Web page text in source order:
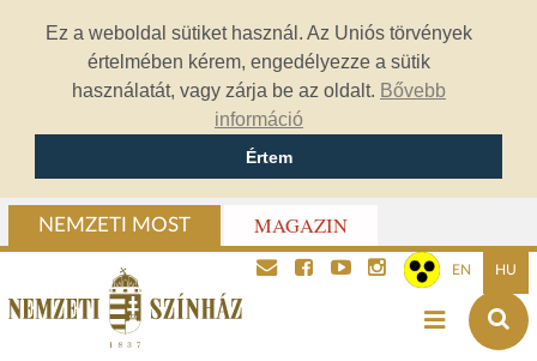
Ez a weboldal sütiket használ. Az Uniós törvények
értelmében kérem, engedélyezze a sütik
használatát, vagy zárja be az oldalt. Bővebb
információ
Értem
NEMZETI MOST MAGAZIN
EN HU